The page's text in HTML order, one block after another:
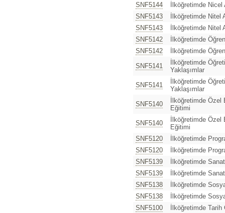
SNF5144
İlköğretimde Nicel
SNF5143
İlköğretimde Nitel
SNF5143
İlköğretimde Nitel
SNF5142
İlköğretimde
SNF5142
İlköğretimde
SNF5141
İlköğretimde
Yaklaşımlar
SNF5141
İlköğretimde
Yaklaşımlar
SNF5140
İlköğretimde Özel
Eğitimi
SNF5140
İlköğretimde Özel
Eğitimi
SNF5120
İlköğretimde
SNF5120
İlköğretimde
SNF5139
İlköğretimde
SNF5139
İlköğretimde
SNF5138
İlköğretimde
SNF5138
İlköğretimde
SNF5100
İlköğretimde Tarih